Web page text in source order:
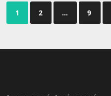
Bejegyzés
navigáció
1 2 … 9